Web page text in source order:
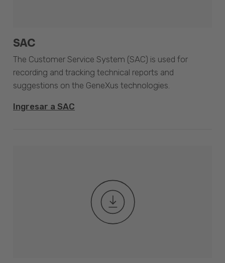
SAC
The Customer Service System (SAC) is used for
recording and tracking technical reports and
suggestions on the GeneXus technologies.
Ingresar a SAC